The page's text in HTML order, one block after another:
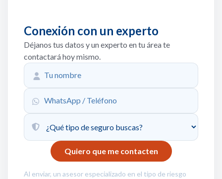
Conexión con un experto
Déjanos tus datos y un experto en tu área te
contactará hoy mismo.
Al enviar, un asesor especializado en el tipo de riesgo